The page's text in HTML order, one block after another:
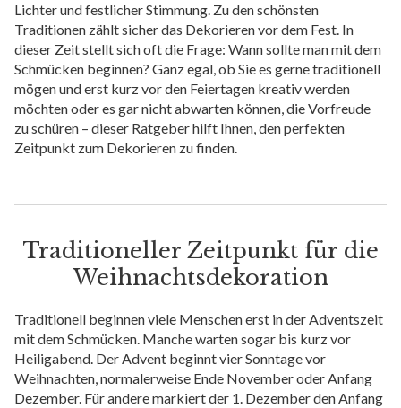
Lichter und festlicher Stimmung. Zu den schönsten
Traditionen zählt sicher das Dekorieren vor dem Fest. In
dieser Zeit stellt sich oft die Frage: Wann sollte man mit dem
Schmücken beginnen? Ganz egal, ob Sie es gerne traditionell
mögen und erst kurz vor den Feiertagen kreativ werden
möchten oder es gar nicht abwarten können, die Vorfreude
zu schüren – dieser Ratgeber hilft Ihnen, den perfekten
Zeitpunkt zum Dekorieren zu finden.
Traditioneller Zeitpunkt für die
Weihnachtsdekoration
Traditionell beginnen viele Menschen erst in der Adventszeit
mit dem Schmücken. Manche warten sogar bis kurz vor
Heiligabend. Der Advent beginnt vier Sonntage vor
Weihnachten, normalerweise Ende November oder Anfang
Dezember. Für andere markiert der 1. Dezember den Anfang